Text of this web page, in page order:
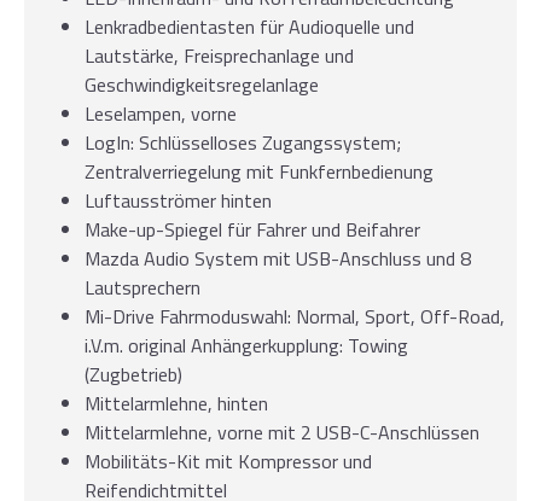
Lenkradbedientasten für Audioquelle und
Lautstärke, Freisprechanlage und
Geschwindigkeitsregelanlage
Leselampen, vorne
LogIn: Schlüsselloses Zugangssystem;
Zentralverriegelung mit Funkfernbedienung
Luftausströmer hinten
Make-up-Spiegel für Fahrer und Beifahrer
Mazda Audio System mit USB-Anschluss und 8
Lautsprechern
Mi-Drive Fahrmoduswahl: Normal, Sport, Off-Road,
i.V.m. original Anhängerkupplung: Towing
(Zugbetrieb)
Mittelarmlehne, hinten
Mittelarmlehne, vorne mit 2 USB-C-Anschlüssen
Mobilitäts-Kit mit Kompressor und
Reifendichtmittel